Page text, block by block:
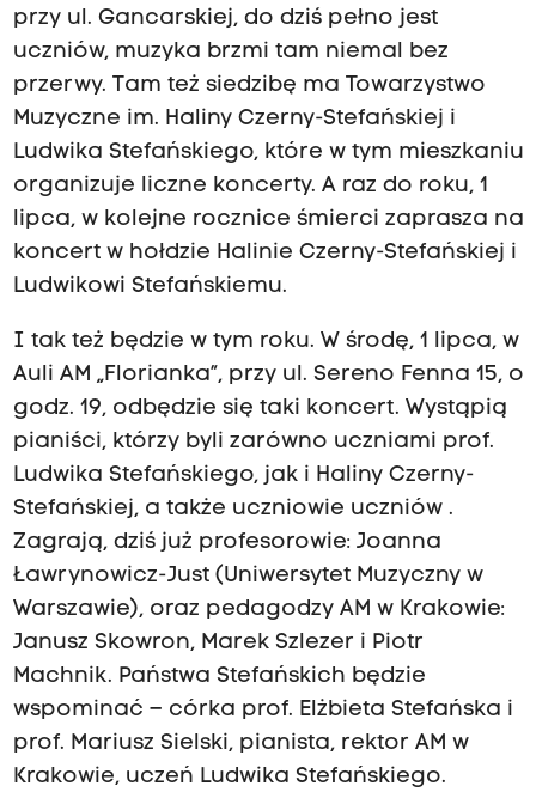
przy ul. Gancarskiej, do dziś pełno jest
uczniów, muzyka brzmi tam niemal bez
przerwy. Tam też siedzibę ma Towarzystwo
Muzyczne im. Haliny Czerny-Stefańskiej i
Ludwika Stefańskiego, które w tym mieszkaniu
organizuje liczne koncerty. A raz do roku, 1
lipca, w kolejne rocznice śmierci zaprasza na
koncert w hołdzie Halinie Czerny-Stefańskiej i
Ludwikowi Stefańskiemu.
I tak też będzie w tym roku. W środę, 1 lipca, w
Auli AM „Florianka”, przy ul. Sereno Fenna 15, o
godz. 19, odbędzie się taki koncert. Wystąpią
pianiści, którzy byli zarówno uczniami prof.
Ludwika Stefańskiego, jak i Haliny Czerny-
Stefańskiej, a także uczniowie uczniów .
Zagrają, dziś już profesorowie: Joanna
Ławrynowicz-Just (Uniwersytet Muzyczny w
Warszawie), oraz pedagodzy AM w Krakowie:
Janusz Skowron, Marek Szlezer i Piotr
Machnik. Państwa Stefańskich będzie
wspominać – córka prof. Elżbieta Stefańska i
prof. Mariusz Sielski, pianista, rektor AM w
Krakowie, uczeń Ludwika Stefańskiego.